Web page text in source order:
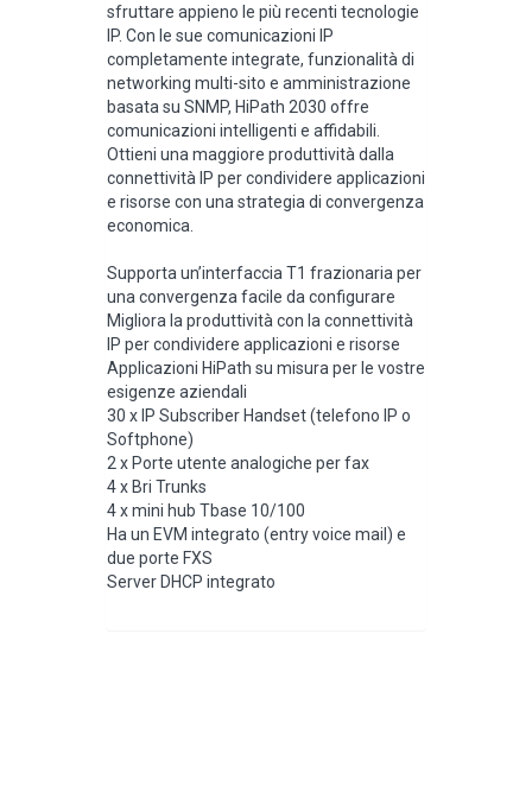
sfruttare appieno le più recenti tecnologie
IP. Con le sue comunicazioni IP
completamente integrate, funzionalità di
networking multi-sito e amministrazione
basata su SNMP, HiPath 2030 offre
comunicazioni intelligenti e affidabili.
Ottieni una maggiore produttività dalla
connettività IP per condividere applicazioni
e risorse con una strategia di convergenza
economica.
Supporta un’interfaccia T1 frazionaria per
una convergenza facile da configurare
Migliora la produttività con la connettività
IP per condividere applicazioni e risorse
Applicazioni HiPath su misura per le vostre
esigenze aziendali
30 x IP Subscriber Handset (telefono IP o
Softphone)
2 x Porte utente analogiche per fax
4 x Bri Trunks
4 x mini hub Tbase 10/100
Ha un EVM integrato (entry voice mail) e
due porte FXS
Server DHCP integrato